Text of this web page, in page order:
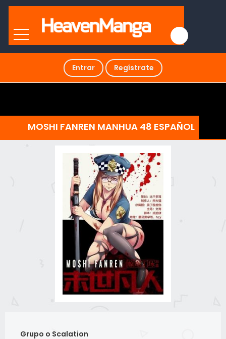
Entrar Regístrate
MOSHI FANREN MANHUA 48 ESPAÑOL
Grupo o Scalation